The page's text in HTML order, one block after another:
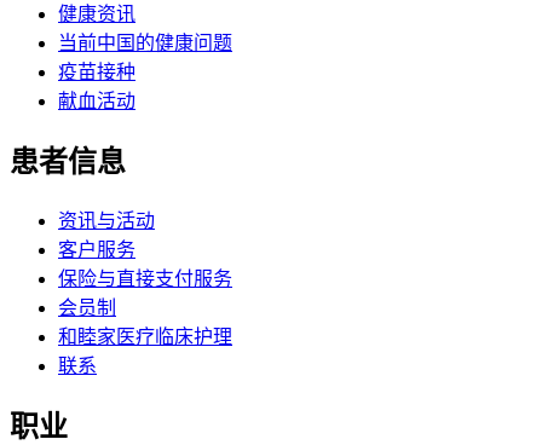
健康资讯
当前中国的健康问题
疫苗接种
献血活动
患者信息
资讯与活动
客户服务
保险与直接支付服务
会员制
和睦家医疗临床护理
联系
职业